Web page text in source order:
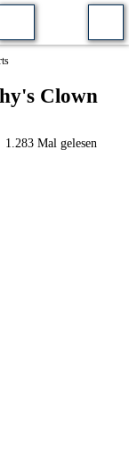
Clown
1.283 Mal gelesen